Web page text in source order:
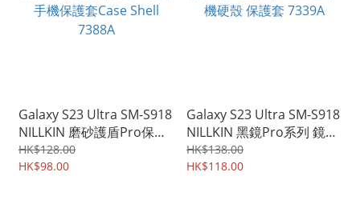
Galaxy S23 Ultra SM-S918
NILLKIN 磨砂護盾Pro保護
殼 軟硬結合 雙重材質 手機
保護套Case Shell 7388A
HK$128.00
HK$98.00
Galaxy S23 Ultra SM-S918
NILLKIN 黑鏡Pro系列 鏡頭
滑蓋設計 四邊全包 手機硬
殼 保護套 7339A
HK$138.00
HK$118.00